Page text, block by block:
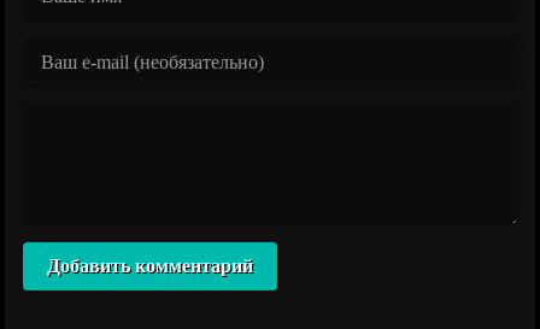
Добавить комментарий